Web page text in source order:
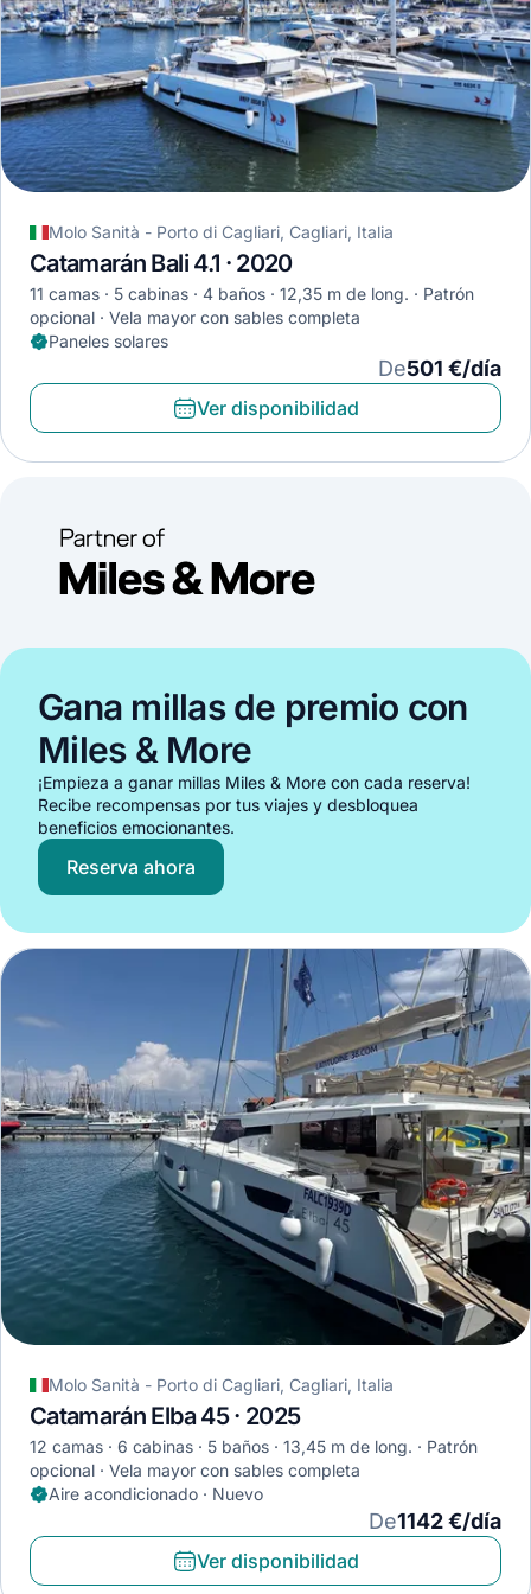
Molo Sanità - Porto di Cagliari, Cagliari, Italia
Catamarán Bali 4.1 · 2020
11 camas 5 cabinas 4 baños 12,35 m de long.
Patrón
opcional
Vela mayor con sables completa
Paneles solares
De501 €/día
Ver disponibilidad
Gana millas de premio con
Miles & More
¡Empieza a ganar millas Miles & More con cada reserva!
Recibe recompensas por tus viajes y desbloquea
beneficios emocionantes.
Reserva ahora
Molo Sanità - Porto di Cagliari, Cagliari, Italia
Catamarán Elba 45 · 2025
12 camas 6 cabinas 5 baños 13,45 m de long.
Patrón
opcional
Vela mayor con sables completa
Aire acondicionado · Nuevo
De1142 €/día
Ver disponibilidad